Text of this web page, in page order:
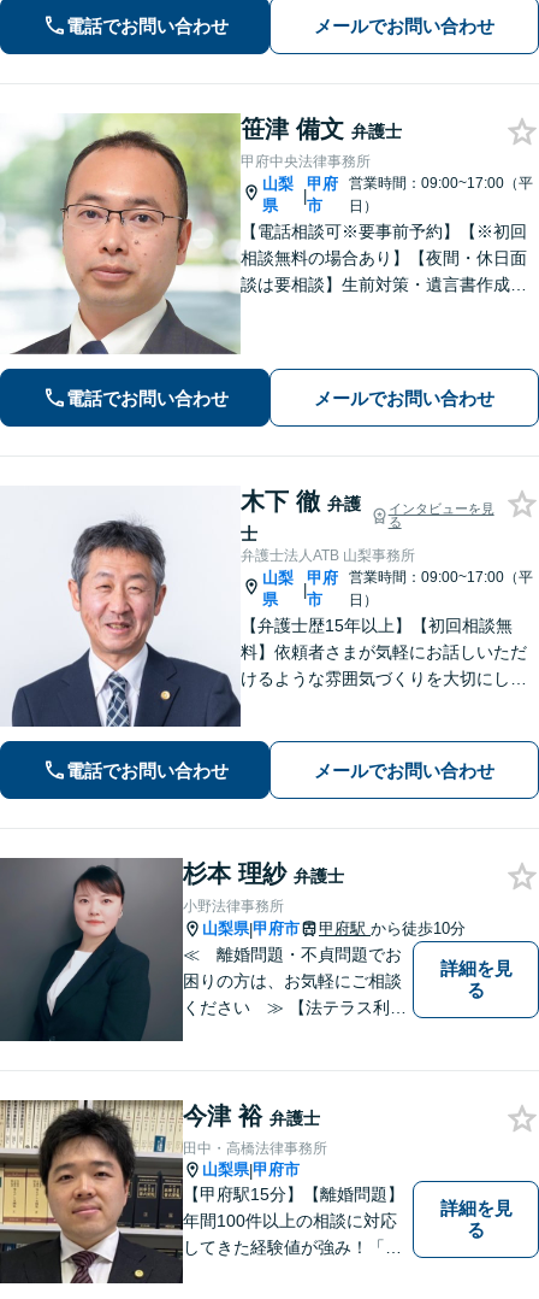
可能。借金問題で困ったらまず相談
電話でお問い合わせ メールでお問い合わせ
笹津 備文 弁護士
甲府中央法律事務所
山梨
県
|
甲府
市
営業時間：09:00~17:00（平
日）
【電話相談可※要事前予約】【※初回
相談無料の場合あり】【夜間・休日面
談は要相談】生前対策・遺言書作成は
示談交渉【法テラス相談利用可※事件
による】
電話でお問い合わせ メールでお問い合わせ
木下 徹 弁護
士
インタビューを見
る
弁護士法人ATB 山梨事務所
山梨
県
|
甲府
市
営業時間：09:00~17:00（平
日）
【弁護士歴15年以上】【初回相談無
料】依頼者さまが気軽にお話しいただ
けるような雰囲気づくりを大切にして
お困りの方はぜひ一度ご相談くださ
い。【電話・メール・WEB相談可】
電話でお問い合わせ メールでお問い合わせ
杉本 理紗 弁護士
小野法律事務所
山梨県|甲府市 甲府駅 から徒歩10分
≪ 離婚問題・不貞問題でお
困りの方は、お気軽にご相談
ください ≫ 【法テラス利用
護士には、守秘義務がありま
すので、ご安心してご相談を
いただければと思います。
詳細を見
る
今津 裕 弁護士
田中・高橋法律事務所
山梨県|甲府市
【甲府駅15分】【離婚問題】
年間100件以上の相談に対応
してきた経験値が強み！「離
詳細を見
る